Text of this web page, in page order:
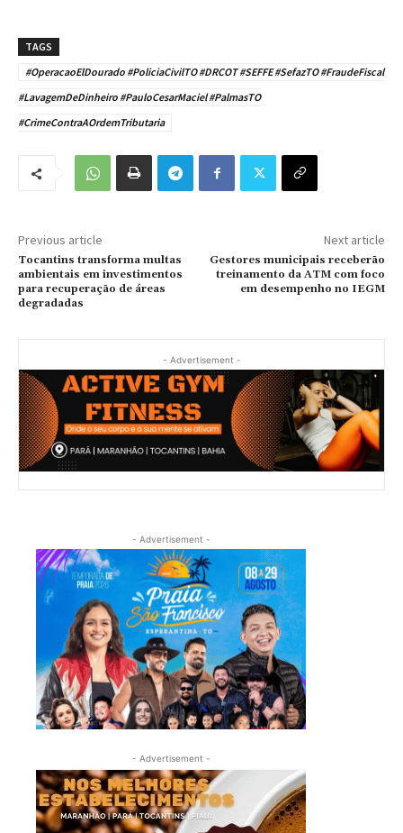
TAGS
#OperacaoElDourado #PoliciaCivilTO #DRCOT #SEFFE #SefazTO #FraudeFiscal
#LavagemDeDinheiro #PauloCesarMaciel #PalmasTO
#CrimeContraAOrdemTributaria
Previous article
Tocantins transforma multas
ambientais em investimentos
para recuperação de áreas
degradadas
Next article
Gestores municipais receberão
treinamento da ATM com foco
em desempenho no IEGM
- Advertisement -
- Advertisement -
- Advertisement -